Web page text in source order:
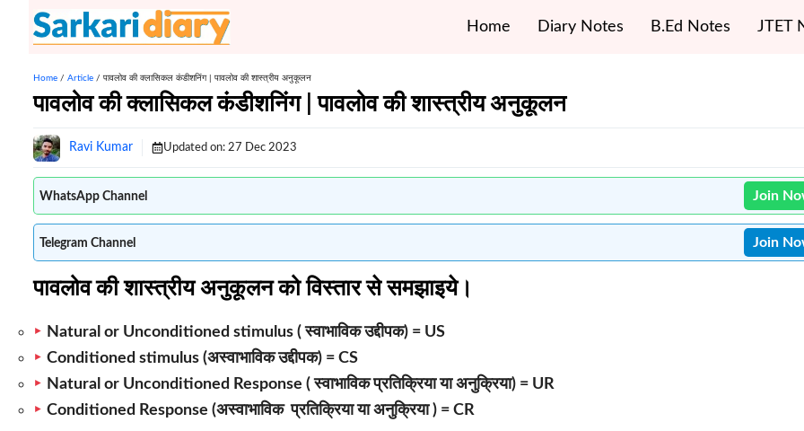
Home Diary Notes B.Ed Notes JTET
Home / Article / पावलोव की क्लासिकल कंडीशनिंग | पावलोव की शास्त्रीय अनुकूलन
पावलोव की क्लासिकल कंडीशनिंग | पावलोव की शास्त्रीय अनुकूलन
Ravi Kumar Updated on: 27 Dec 2023
WhatsApp Channel Join
Telegram Channel Join
पावलोव की शास्त्रीय अनुकूलन को विस्तार से समझाइये।
Natural or Unconditioned stimulus ( स्वाभाविक उद्दीपक) = US
Conditioned stimulus (अस्वाभाविक उद्दीपक) = CS
Natural or Unconditioned Response ( स्वाभाविक प्रतिक्रिया या अनुक्रिया) = UR
Conditioned Response (अस्वाभाविक प्रतिक्रिया या अनुक्रिया ) = CR